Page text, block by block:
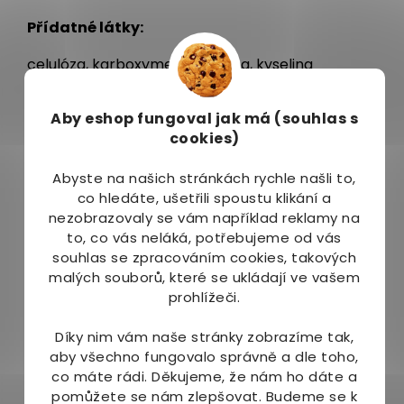
Aby eshop fungoval jak má (souhlas s
cookies)
Abyste na našich stránkách rychle našli to,
co hledáte, ušetřili spoustu klikání a
nezobrazovaly se vám například reklamy na
to, co vás neláká, potřebujeme od vás
souhlas se zpracováním cookies, takových
malých souborů, které se ukládají ve vašem
prohlížeči.
Díky nim vám naše stránky zobrazíme tak,
aby všechno fungovalo správně a dle toho,
co máte rádi. Děkujeme, že nám ho dáte a
pomůžete se nám zlepšovat. Budeme se k
Přídatné látky:
celulóza, karboxymetylcelulóza, kyselina
stearová, stearan hořečnatý, dioxid křemičitý
Dávkování:
účinnost doporučujeme užívat po dobu 2-3
měsíců.
Balení:
100 tablet + 7 tablet ZDARMA - dávka na 3,5
měsíce
Upozornění
Doplněk stravy. Nevhodné pro děti do 3 let.
Nepřekračujte doporučené dávkování. Není